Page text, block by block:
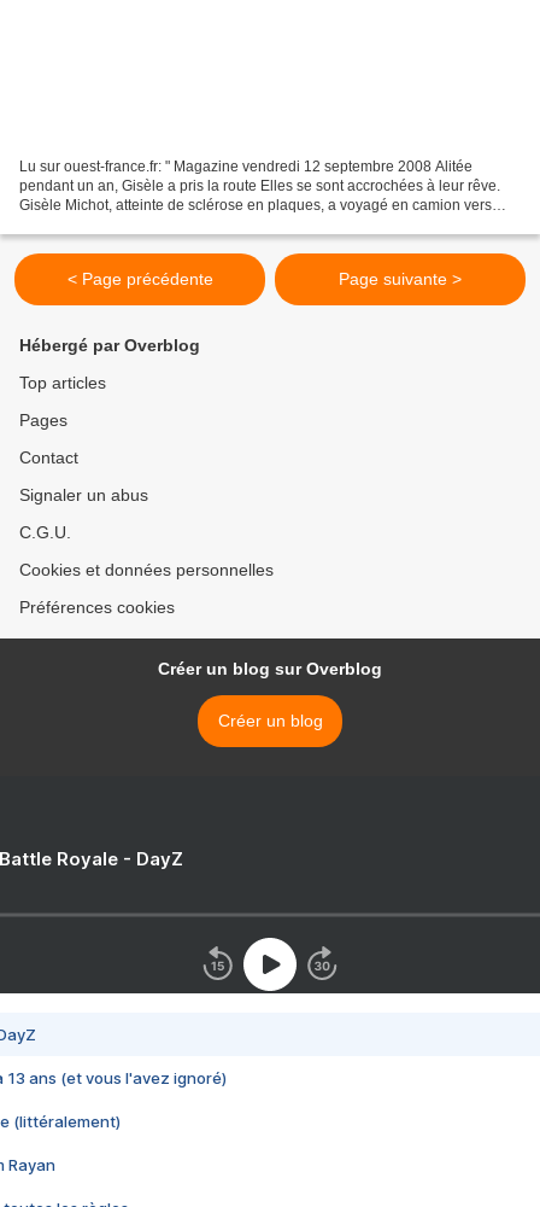
Lu sur ouest-france.fr: " Magazine vendredi 12 septembre 2008 Alitée
pendant un an, Gisèle a pris la route Elles se sont accrochées à leur rêve.
Gisèle Michot, atteinte de sclérose en plaques, a voyagé en camion vers
< Page précédente Page suivante >
Hébergé par Overblog
Top articles
Pages
Contact
Signaler un abus
C.G.U.
Cookies et données personnelles
Préférences cookies
Créer un blog sur Overblog
Créer un blog
Royale - DayZ
13 ans (et vous l'avez ignoré)
(littéralement)
Rayan